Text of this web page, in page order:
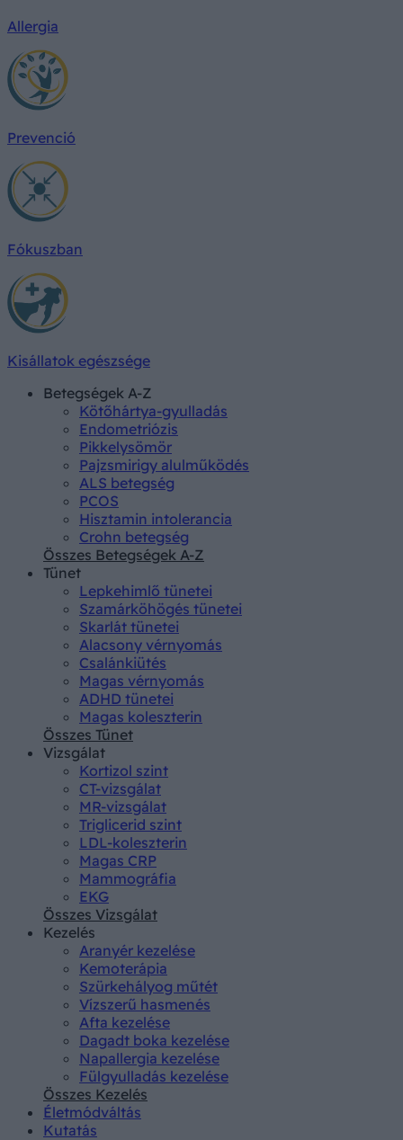
Allergia
Prevenció
Fókuszban
Kisállatok egészsége
Betegségek A-Z
Kötőhártya-gyulladás
Endometriózis
Pikkelysömör
Pajzsmirigy alulműködés
ALS betegség
PCOS
Hisztamin intolerancia
Crohn betegség
Összes Betegségek A-Z
Tünet
Lepkehimlő tünetei
Szamárköhögés tünetei
Skarlát tünetei
Alacsony vérnyomás
Csalánkiütés
Magas vérnyomás
ADHD tünetei
Magas koleszterin
Összes Tünet
Vizsgálat
Kortizol szint
CT-vizsgálat
MR-vizsgálat
Triglicerid szint
LDL-koleszterin
Magas CRP
Mammográfia
EKG
Összes Vizsgálat
Kezelés
Aranyér kezelése
Kemoterápia
Szürkehályog műtét
Vízszerű hasmenés
Afta kezelése
Dagadt boka kezelése
Napallergia kezelése
Fülgyulladás kezelése
Összes Kezelés
Életmódváltás
Kutatás